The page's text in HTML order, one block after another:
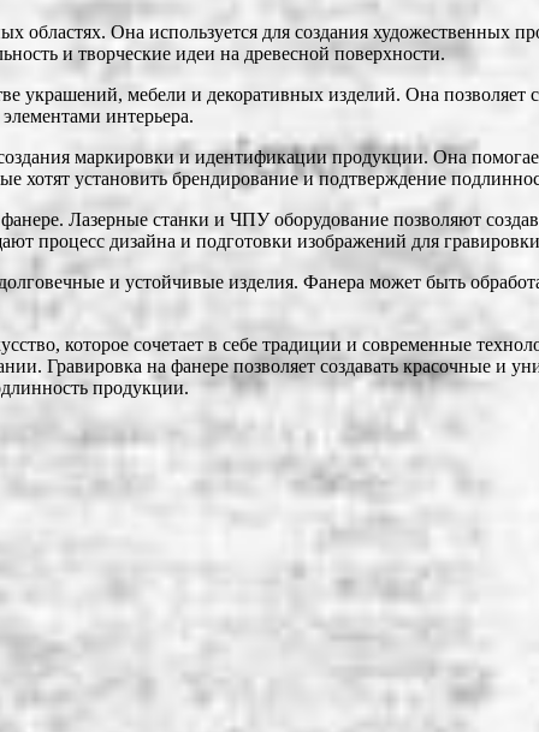
областях. Она используется для создания художественных
и творческие идеи на древесной поверхности.
украшений, мебели и декоративных изделий. Она
интерьера.
маркировки и идентификации продукции. Она
хотят установить брендирование и подтверждение
Лазерные станки и ЧПУ оборудование позволяют
процесс дизайна и подготовки изображений для
долговечные и устойчивые изделия. Фанера может быть
которое сочетает в себе традиции и современные
Гравировка на фанере позволяет создавать красочные и
продукции.